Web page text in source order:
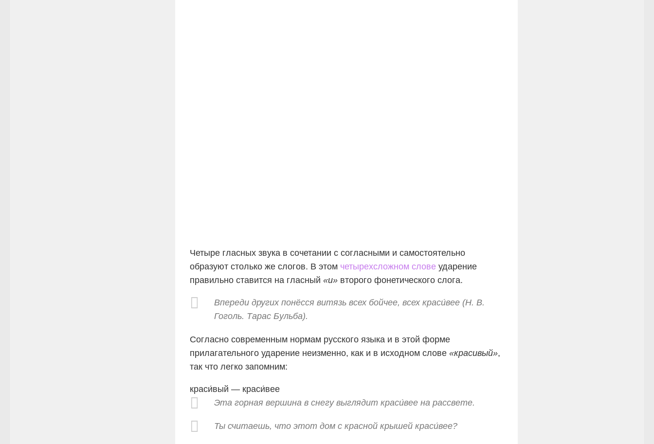
Четыре гласных звука в сочетании с согласными и самостоятельно
образуют столько же слогов. В этом четырехсложном слове ударение
правильно ставится на гласный «и» второго фонетического слога.
Впереди других понёсся витязь всех бойчее, всех краси́вее (Н. В.
Гоголь. Тарас Бульба).
Согласно современным нормам русского языка и в этой форме
прилагательного ударение неизменно, как и в исходном слове «красивый»,
так что легко запомним:
краси́вый — краси́вее
Эта горная вершина в снегу выглядит краси́вее на рассвете.
Ты считаешь, что этот дом с красной крышей краси́вее?